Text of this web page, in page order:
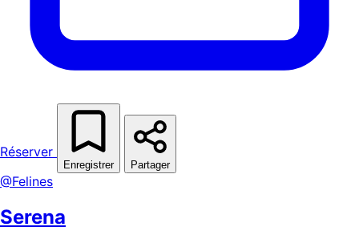
Réserver
Enregistrer Partager
@Felines
Serena